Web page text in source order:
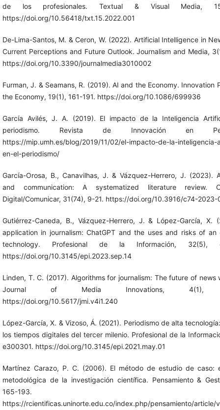
de los profesionales. Textual & Visual Media,
https://doi.org/10.56418/txt.15.2022.001
De-Lima-Santos, M. & Ceron, W. (2022). Artificial Intelligence in
Current Perceptions and Future Outlook. Journalism and Media,
https://doi.org/10.3390/journalmedia3010002
Furman, J. & Seamans, R. (2019). AI and the Economy. Innovation
the Economy, 19(1), 161-191. https://doi.org/10.1086/699936
García Avilés, J. A. (2019). El impacto de la Inteligencia
periodismo. Revista de Innovación en
https://mip.umh.es/blog/2019/11/02/el-impacto-de-la-inteligencia-
en-el-periodismo/
García-Orosa, B., Canavilhas, J. & Vázquez-Herrero, J. (2023).
and communication: A systematized literature review.
Digital/Comunicar, 31(74), 9-21. https://doi.org/10.3916/c74-2023-
Gutiérrez-Caneda, B., Vázquez-Herrero, J. & López-García, X.
application in journalism: ChatGPT and the uses and risks of an
technology. Profesional de la Información, 32(5),
https://doi.org/10.3145/epi.2023.sep.14
Linden, T. C. (2017). Algorithms for journalism: The future of news
Journal of Media Innovations, 4(1),
https://doi.org/10.5617/jmi.v4i1.240
López-García, X. & Vizoso, Á. (2021). Periodismo de alta
los tiempos digitales del tercer milenio. Profesional de la
e300301. https://doi.org/10.3145/epi.2021.may.01
Martínez Carazo, P. C. (2006). El método de estudio de caso:
metodológica de la investigación científica. Pensamiento &
165-193.
https://rcientificas.uninorte.edu.co/index.php/pensamiento/article/